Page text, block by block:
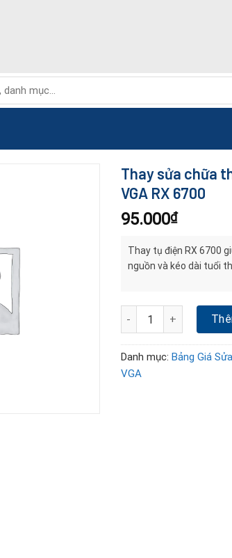
Thay sửa chữa
VGA RX 6700
95.000₫
Thay tụ điện RX 6700
nguồn và kéo dài tuổi
Thay sửa chữa thay thế
Danh mục: Bảng Giá
VGA